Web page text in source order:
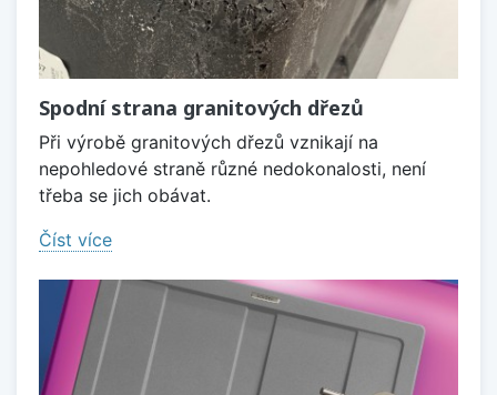
Spodní strana granitových dřezů
Při výrobě granitových dřezů vznikají na
nepohledové straně různé nedokonalosti, není
třeba se jich obávat.
Číst více